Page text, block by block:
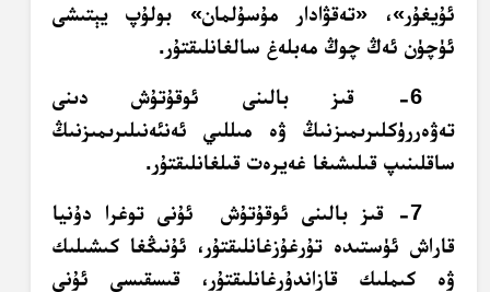
ئۇيغۇر»، «تەقۋادار مۇسۇلمان» بولۇپ يېتىشى
ئۈچۈن ئەڭ چوڭ مەبلەغ سالغانلىقتۇر.
6- قىز بالىنى ئوقۇتۇش دىنى
تەۋەررۈكلىرىمىزنىڭ ۋە مىللىي ئەنئەنىلىرىمىزنىڭ
ساقلىنىپ قىلىشىغا غەيرەت قىلغانلىقتۇر.
7- قىز بالىنى ئوقۇتۇش ئۇنى توغرا دۇنيا
قاراش ئۈستىدە تۇرغۇزغانلىقتۇر، ئۇنىڭغا كىشىلىك
ۋە كىملىك قازاندۇرغانلىقتۇر، قىسقىسى ئۇنى